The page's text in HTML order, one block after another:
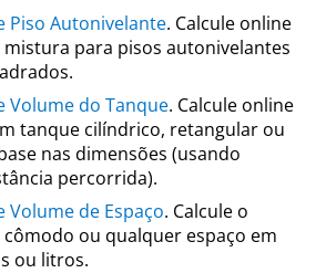
Piso Autonivelante. Calcule online
para pisos autonivelantes
Volume do Tanque. Calcule online
tanque cilíndrico, retangular ou
nas dimensões (usando
percorrida).
Volume de Espaço. Calcule o
ou qualquer espaço em
ou litros.